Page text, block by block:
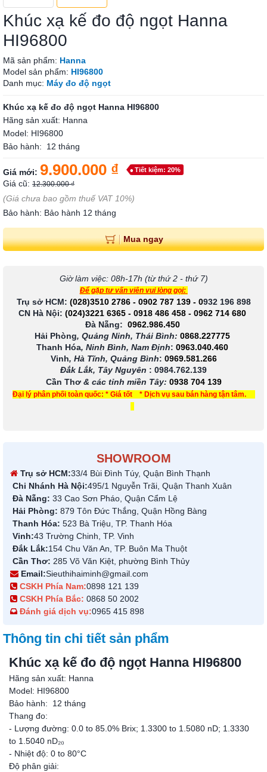
Khúc xạ kế đo độ ngọt Hanna
HI96800
Mã sản phẩm: Hanna
Model sản phẩm: HI96800
Danh mục: Máy đo độ ngọt
Khúc xạ kế đo độ ngọt Hanna HI96800
Hãng sản xuất: Hanna
Model: HI96800
Bảo hành: 12 tháng
Giá mới: 9.900.000 ₫ Tiết kiệm: 20%
Giá cũ: 12.300.000 ₫
(Giá chưa bao gồm thuế VAT 10%)
Bảo hành: Bảo hành 12 tháng
Mua ngay
Giờ làm việc: 08h-17h (từ thứ 2 - thứ 7)
Để gặp tư vấn viên vui lòng gọi:
Trụ sở HCM: (028)3510 2786 - 0902 787 139- 0932 196 898
CN Hà Nội: (024)3221 6365 - 0918 486 458 - 0962 714 680
Đà Nẵng: 0962.986.450
Hải Phòng, Quảng Ninh, Thái Bình: 0868.227775
Thanh Hóa, Ninh Bình, Nam Định: 0963.040.460
Vinh, Hà Tĩnh, Quảng Bình: 0969.581.266
Đắk Lắk, Tây Nguyên : 0984.762.139
Cần Thơ & các tỉnh miền Tây: 0938 704 139
Đại lý phân phối toàn quốc: * Giá tốt * Dịch vụ sau bán hàng tận tâm.
SHOWROOM
Trụ sở HCM:33/4 Bùi Đình Túy, Quận Bình Thạnh
Chi Nhánh Hà Nội:495/1 Nguyễn Trãi, Quận Thanh Xuân
Đà Nẵng: 33 Cao Sơn Pháo, Quận Cẩm Lệ
Hải Phòng: 879 Tôn Đức Thắng, Quận Hồng Bàng
Thanh Hóa: 523 Bà Triệu, TP. Thanh Hóa
Vinh:43 Trường Chinh, TP. Vinh
Đắk Lắk:154 Chu Văn An, TP. Buôn Ma Thuột
Cần Thơ: 285 Võ Văn Kiệt, phường Bình Thủy
Email:Sieuthihaiminh@gmail.com
CSKH Phía Nam:0898 121 139
CSKH Phía Bắc: 0868 50 2002
Đánh giá dịch vụ:0965 415 898
Thông tin chi tiết sản phẩm
Khúc xạ kế đo độ ngọt Hanna HI96800
Hãng sản xuất: Hanna
Model: HI96800
Bảo hành: 12 tháng
Thang đo:
- Lượng đường: 0.0 to 85.0% Brix; 1.3300 to 1.5080 nD; 1.3330
to 1.5040 nD₂₀
- Nhiệt độ: 0 to 80°C
Độ phân giải: